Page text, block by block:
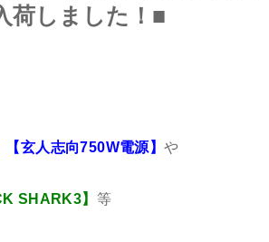
荷しました！■
【玄人志向750W電源】や
SHARK3】 等